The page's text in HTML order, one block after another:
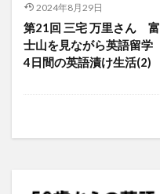
2024年8月29日
第21回 三宅 万里さん 富
士山を見ながら英語留学
4日間の英語漬け生活(2)